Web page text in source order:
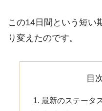
この14日間という短い
り変えたのです。
目
最新のステータ